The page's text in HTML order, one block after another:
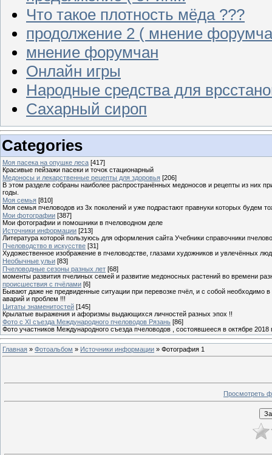
Что такое плотность мёда ???
продолжение 2 ( мнение
мнение форумчан
Онлайн игры
Народные средства для
Сахарный сироп
Categories
Моя пасека на опушке леса [417]
Красивые пейзажи пасеки и точок стационарный
Медоносы и лекарственные рецепты для здоровья [206]
В этом разделе собраны наиболее распространённых медоносов и рецепты из них
годы.
Моя семья [810]
Моя семья пчеловодов из 3х поколений и уже подрастают правнуки которых будем
Мои фотографии [387]
Мои фотографии и помошники в пчеловодном деле
Источники информации [213]
Литература которой пользуюсь для оформления сайта Учебники справочники
Пчеловодство в искусстве [31]
Художественное изображение в пчеловодстве, глазами художников и увлечённых
Необычные ульи [83]
Пчеловодные сезоны разных лет [68]
моменты развития пчелиных семей и развитие медоносных растений во времени
происшествия с пчёлами [6]
Бывают даже не предвиденные ситуации при перевозке пчёл, и с собой необходимо
аварий и проблем !!!
Цитаты знаменитостей [145]
Крылатые выражения и афоризмы выдающихся личностей разных эпох !!
Фото с XI съезда Международного пчеловодов Рязань [86]
Фото участников Международного съезда пчеловодов , состоявшееся в октябре 2018
Главная » Фотоальбом » Источники информации » Фотография 1
Просмотреть